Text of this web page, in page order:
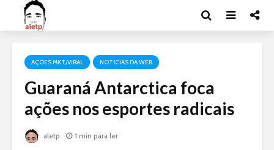
AÇÕES MKT/VIRAL NOTÍCIAS DA WEB
Guaraná Antarctica foca
ações nos esportes radicais
aletp 1 min para ler